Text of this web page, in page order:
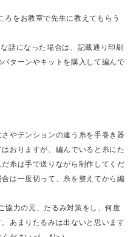
をお教室で先生に教えてもらう
話になった場合は、記載通り印刷
ターンやキットを購入して編んで
やテンションの違う糸を手巻き器
おりますが、編んでいると糸にた
糸は手で送りながら制作してくだ
は一度切って、糸を整えてから編
協力の元、たるみ対策をし、何度
あまりたるみは出ないと思います